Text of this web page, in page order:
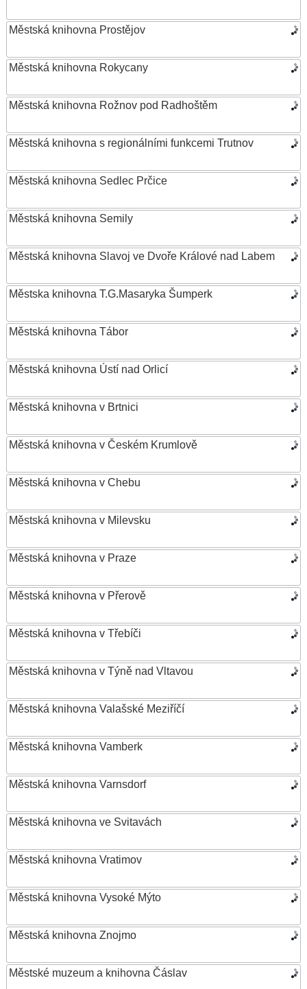
Městská knihovna Prostějov
Městská knihovna Rokycany
Městská knihovna Rožnov pod Radhoštěm
Městská knihovna s regionálními funkcemi Trutnov
Městská knihovna Sedlec Prčice
Městská knihovna Semily
Městská knihovna Slavoj ve Dvoře Králové nad Labem
Městska knihovna T.G.Masaryka Šumperk
Městská knihovna Tábor
Městská knihovna Ústí nad Orlicí
Městská knihovna v Brtnici
Městská knihovna v Českém Krumlově
Městská knihovna v Chebu
Městská knihovna v Milevsku
Městská knihovna v Praze
Městská knihovna v Přerově
Městská knihovna v Třebíči
Městská knihovna v Týně nad Vltavou
Městská knihovna Valašské Meziříčí
Městská knihovna Vamberk
Městská knihovna Varnsdorf
Městská knihovna ve Svitavách
Městská knihovna Vratimov
Městská knihovna Vysoké Mýto
Městská knihovna Znojmo
Městské muzeum a knihovna Čáslav